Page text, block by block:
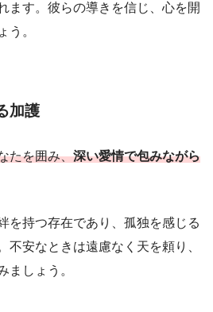
ます。彼らの導きを信じ、心を開
う。
加護
たを囲み、深い愛情で包みながら
を持つ存在であり、孤独を感じる
不安なときは遠慮なく天を頼り、
ましょう。